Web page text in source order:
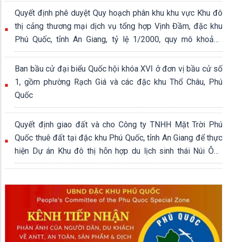
Quyết định phê duyệt Quy hoạch phân khu khu vực Khu đô
thị cảng thương mại dịch vụ tổng hợp Vịnh Đầm, đặc khu
Phú Quốc, tỉnh An Giang, tỷ lệ 1/2000, quy mô khoảng
339,04 ha
Ban bầu cử đại biểu Quốc hội khóa XVI ở đơn vị bầu cử số
1, gồm phường Rạch Giá và các đặc khu Thổ Châu, Phú
Quốc
Quyết định giao đất và cho Công ty TNHH Mặt Trời Phú
Quốc thuê đất tại đặc khu Phú Quốc, tỉnh An Giang để thực
hiện Dự án Khu đô thị hỗn hợp du lịch sinh thái Núi Ông
Quán